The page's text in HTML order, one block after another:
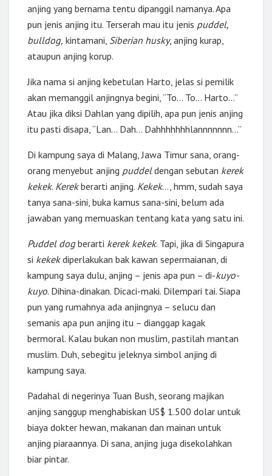
anjing yang bernama tentu dipanggil namanya. Apa
pun jenis anjing itu. Terserah mau itu jenis puddel,
bulldog, kintamani, Siberian husky, anjing kurap,
ataupun anjing korup.
Jika nama si anjing kebetulan Harto, jelas si pemilik
akan memanggil anjingnya begini, “To… To… Harto…”
Atau jika diksi Dahlan yang dipilih, apa pun jenis anjing
itu pasti disapa, “Lan… Dah… Dahhhhhhhlannnnnnn…”
Di kampung saya di Malang, Jawa Timur sana, orang-
orang menyebut anjing puddeldengan sebutan kerek
kekek. Kerekberarti anjing. Kekek…, hmm, sudah saya
tanya sana-sini, buka kamus sana-sini, belum ada
jawaban yang memuaskan tentang kata yang satu ini.
Puddel dogberarti kerek kekek. Tapi, jika di Singapura
si kekekdiperlakukan bak kawan sepermaianan, di
kampung saya dulu, anjing – jenis apa pun – di-kuyo-
kuyo. Dihina-dinakan. Dicaci-maki. Dilempari tai. Siapa
pun yang rumahnya ada anjingnya – selucu dan
semanis apa pun anjing itu – dianggap kagak
bermoral. Kalau bukan non muslim, pastilah mantan
muslim. Duh, sebegitu jeleknya simbol anjing di
kampung saya.
Padahal di negerinya Tuan Bush, seorang majikan
anjing sanggup menghabiskan US$ 1.500 dolar untuk
biaya dokter hewan, makanan dan mainan untuk
anjing piaraannya. Di sana, anjing juga disekolahkan
biar pintar.